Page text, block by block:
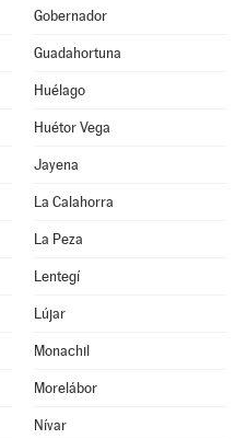
Gobernador
Guadahortuna
Huélago
Huétor Vega
Jayena
La Calahorra
La Peza
Lentegí
Lújar
Monachil
Morelábor
Nívar